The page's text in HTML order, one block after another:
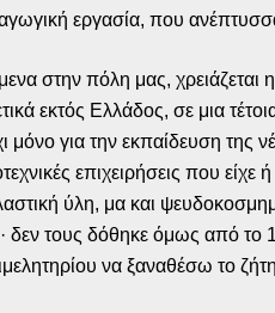
εργασία, που
στην πόλη μας, χρειάζεται
εκτός Ελλάδος, σε μια
μόνο για την εκπαίδευση της
επιχειρήσεις που
ύλη, μα και
δεν τους δόθηκε όμως από το
να ξαναθέσω το